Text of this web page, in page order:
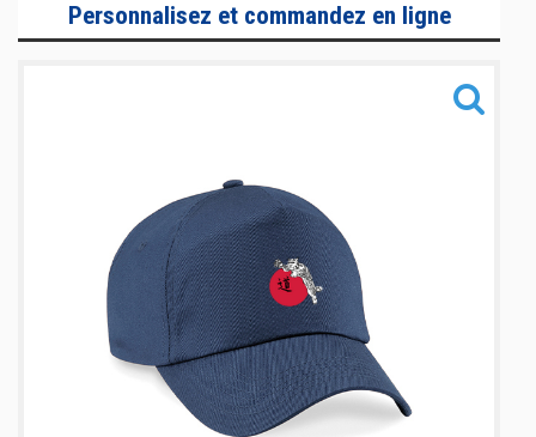
T-Shirt & Polos
Sacs
Taïso
Personnalisez et commandez en ligne